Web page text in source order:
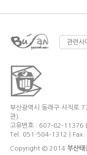
부산광역시 동래구 사직로
관)
고유번호 : 607-82-11376 |
Tel. 051-504-1312 |
Copyright © 2014 부산태